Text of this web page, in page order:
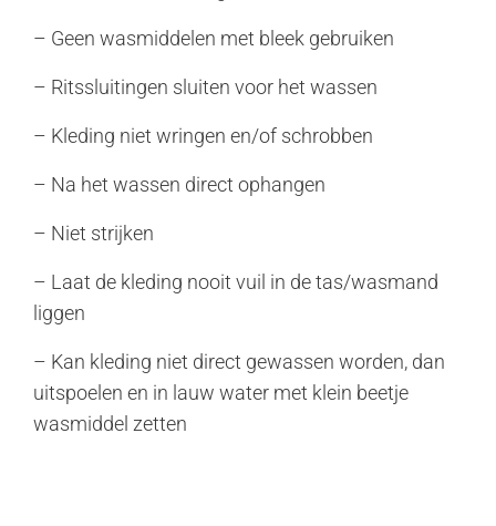
– Geen wasmiddelen met bleek gebruiken
– Ritssluitingen sluiten voor het wassen
– Kleding niet wringen en/of schrobben
– Na het wassen direct ophangen
– Niet strijken
– Laat de kleding nooit vuil in de tas/wasmand
liggen
– Kan kleding niet direct gewassen worden, dan
uitspoelen en in lauw water met klein beetje
wasmiddel zetten